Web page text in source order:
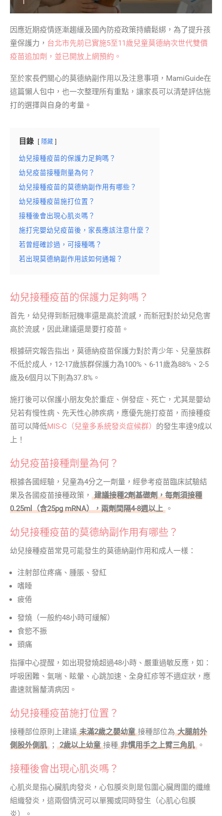
因應近期疫情逐漸趨緩及國內防疫政策持續鬆綁，為了提升孩
童保護力， 台北市先前已實施5至11歲兒童莫德納次世代雙價
疫苗追加劑，並已開放上網預約。
至於家長們關心的莫德納副作用以及注意事項，MamiGuide在
這篇懶人包中，也一次整理所有重點，讓家長可以清楚評估施
打的選擇與自身的考量。
目錄 隱藏
幼兒接種疫苗的保護力足夠嗎？
幼兒疫苗接種劑量為何？
幼兒接種疫苗的莫德納副作用有哪些？
幼兒接種疫苗施打位置？
接種後會出現心肌炎嗎？
施打完嬰幼兒疫苗後，家長應該注意什麼？
若曾經確診過，可接種嗎？
若出現莫德納副作用該如何通報？
幼兒接種疫苗的保護力足夠嗎？
首先，幼兒得到新冠機率還是高於流感，而新冠對於幼兒危害
高於流感，因此建議還是要打疫苗。
根據研究報告指出，莫德納疫苗保護力對於青少年、兒童族群
不低於成人，12-17歲族群保護力為100%、6-11歲為88%、2-5
歲及6個月以下則為37.8%。
施打後可以保護小朋友免於重症、併發症、死亡，尤其是嬰幼
兒若有慢性病、先天性心肺疾病，應優先施打疫苗，而接種疫
苗可以降低MIS-C（兒童多系統發炎症候群） 的發生率達9成以
上！
幼兒疫苗接種劑量為何？
根據各國經驗，兒童為4分之一劑量，經參考疫苗臨床試驗結
果及各國疫苗接種政策，
建議接種2劑基礎劑，每劑須接種
0.25ml（含25pg mRNA），兩劑間隔4-8週以上 。
幼兒接種疫苗的莫德納副作用有哪些？
幼兒接種疫苗常見可能發生的莫德納副作用和成人一樣：
注射部位疼痛、腫脹、發紅
嗜睡
疲倦
發燒（一般約48小時可緩解）
食慾不振
頭痛
指揮中心提醒，如出現發燒超過48小時、嚴重過敏反應，如：
呼吸困難、氣喘、眩暈、心跳加速、全身紅疹等不適症狀，應
盡速就醫釐清病因。
幼兒接種疫苗施打位置？
接種部位原則上建議 未滿2歲之嬰幼童 接種部位為 大腿前外
側股外側肌
； 2歲以上幼童 接種 非慣用手之上臂三角肌 。
接種後會出現心肌炎嗎？
心肌炎是指心臟肌肉發炎，心包膜炎則是包圍心臟周圍的纖維
組織發炎，這兩個情況可以單獨或同時發生（心肌心包膜
炎）。